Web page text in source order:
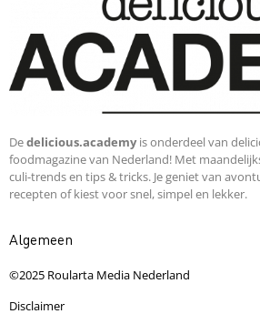
Dedelicious.academyis onderdeel van
foodmagazine van Nederland! Met
culi-trends en tips & tricks. Je geniet van
recepten of kiest voor snel, simpel en lekker.
Algemeen
©2025 Roularta Media Nederland
Disclaimer